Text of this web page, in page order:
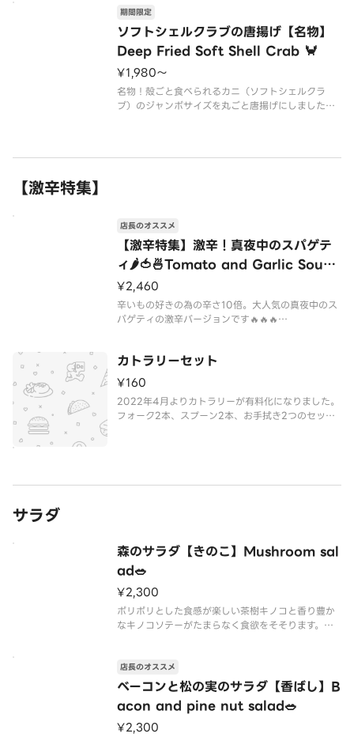
ソフトシェルクラブの唐揚げ【名物】
Deep Fried Soft Shell Crab 🦀
期間限定
¥1,980〜
名物！殻ごと食べられるカニ（ソフトシェルクラ
ブ）のジャンボサイズを丸ごと唐揚げにしました！
【激辛特集】
【激辛特集】激辛！真夜中のスパゲテ
ィ🌶🍅🍜Tomato and Garlic Soup
Based Spaghetti With Squid Ver
y Hot
店長のオススメ
¥2,460
辛いもの好きの為の辛さ10倍。大人気の真夜中のス
パゲティの激辛バージョンです🔥🔥🔥
ただ辛いだけではなく、「辛いのが得意」という程
度の方が美味しいと思える辛さの限界を追求しまし
た。更なる刺激をお
カトラリーセット
¥160
2022年4月よりカトラリーが有料化になりました。
フォーク2本、スプーン2本、お手拭き2つのセット
サラダ
森のサラダ【きのこ】Mushroom sal
ad🥗
¥2,300
ポリポリとした食感が楽しい茶樹キノコと香り豊か
なキノコソテーがたまらなく食欲をそそります。キ
※1サイズのみ
※ミニドレッシング付（よく揉み込んだ後振ってか
らおかけください）
※別途ドレッシングをご希望の方は
ベーコンと松の実のサラダ【香ばし】B
acon and pine nut salad🥗
店長のオススメ
¥2,300